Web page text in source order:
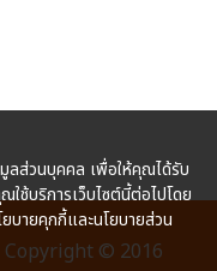
Copyright © 2016
ลส่วนบุคคล เพื่อให้คุณได้รับ
ช้บริการเว็บไซต์นี้ต่อไปโดย
บายคุกกี้และนโยบายส่วน